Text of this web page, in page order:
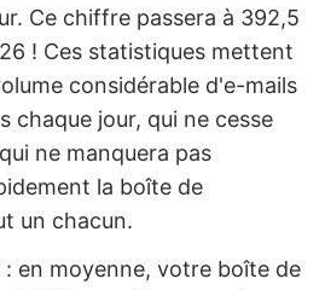
Ce chiffre passera à 392,5
! Ces statistiques mettent
considérable d'e-mails
chaque jour, qui ne cesse
ne manquera pas
la boîte de
un chacun.
: en moyenne, votre boîte de